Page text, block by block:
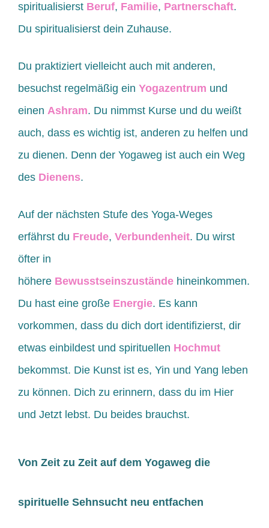
spiritualisierst Beruf, Familie, Partnerschaft.
Du spiritualisierst dein Zuhause.
Du praktiziert vielleicht auch mit anderen,
besuchst regelmäßig ein Yogazentrum und
einen Ashram. Du nimmst Kurse und du weißt
auch, dass es wichtig ist, anderen zu helfen und
zu dienen. Denn der Yogaweg ist auch ein Weg
des Dienens.
Auf der nächsten Stufe des Yoga-Weges
erfährst du Freude, Verbundenheit. Du wirst
öfter in
höhere Bewusstseinszustände hineinkommen.
Du hast eine große Energie. Es kann
vorkommen, dass du dich dort identifizierst, dir
etwas einbildest und spirituellen Hochmut
bekommst. Die Kunst ist es, Yin und Yang leben
zu können. Dich zu erinnern, dass du im Hier
und Jetzt lebst. Du beides brauchst.
Von Zeit zu Zeit auf dem Yogaweg die
spirituelle Sehnsucht neu entfachen